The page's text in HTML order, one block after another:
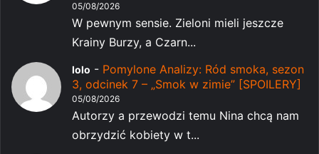
05/08/2026
W pewnym sensie. Zieloni mieli jeszcze
Krainy Burzy, a Czarn...
lolo - Pomylone Analizy: Ród smoka, sezon
3, odcinek 7 – „Smok w zimie” [SPOILERY]
05/08/2026
Autorzy a przewodzi temu Nina chcą nam
obrzydzić kobiety w t...